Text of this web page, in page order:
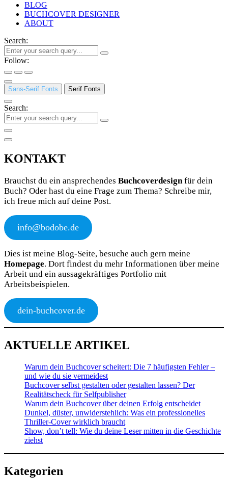
BLOG
BUCHCOVER DESIGNER
ABOUT
Search:
Follow:
Sans-Serif Fonts Serif Fonts
Search:
KONTAKT
Brauchst du ein ansprechendes Buchcoverdesignfür dein
Buch? Oder hast du eine Frage zum Thema? Schreibe mir,
ich freue mich auf deine Post.
info@bodobe.de
Dies ist meine Blog-Seite, besuche auch gern meine
Homepage. Dort findest du mehr Informationen über meine
Arbeit und ein aussagekräftiges Portfolio mit
Arbeitsbeispielen.
dein-buchcover.de
AKTUELLE ARTIKEL
Warum dein Buchcover scheitert: Die 7 häufigsten Fehler –
und wie du sie vermeidest
Buchcover selbst gestalten oder gestalten lassen? Der
Realitätscheck für Selfpublisher
Warum dein Buchcover über deinen Erfolg entscheidet
Dunkel, düster, unwiderstehlich: Was ein professionelles
Thriller-Cover wirklich braucht
Show, don’t tell: Wie du deine Leser mitten in die Geschichte
ziehst
Kategorien